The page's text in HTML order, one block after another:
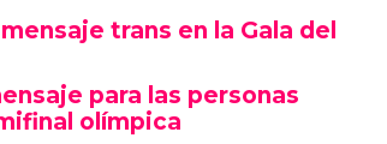
trans en la Gala del
para las personas
olímpica